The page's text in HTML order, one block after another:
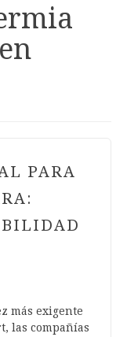
PARA
más exigente
las compañías